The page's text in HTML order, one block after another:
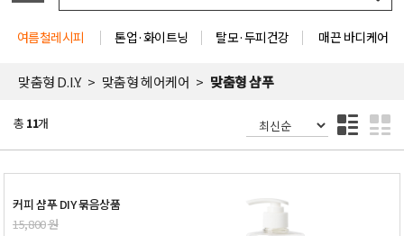
여름철레시피 톤업·화이트닝 탈모·두피건강 매끈 바디케어
맞춤형 D.I.Y. 맞춤형 헤어케어 맞춤형 샴푸
총 11개
커피 샴푸 DIY 묶음상품
15,800원